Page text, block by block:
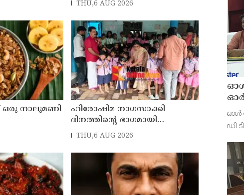
സമീപിച്ചിട്ടില്ലെന്ന് ആര്‍ മാധവന്‍
THU,6 AUG 2026
നാലുമണി
ഹിരോഷിമ നാഗസാക്കി
ദിനത്തിന്റെ ഭാഗമായി
യുദ്ധവിരുദ്ധ ബാഡ്ജ്
ഏരിയാതല ഉദ്ഘാടനം
ആന്തൂർ എഎൽപി സ്കൂളിൽ
വച്ച് നടന്നു
THU,6 AUG 2026
ഓൾ
ഓൾ
ഡി
സമ